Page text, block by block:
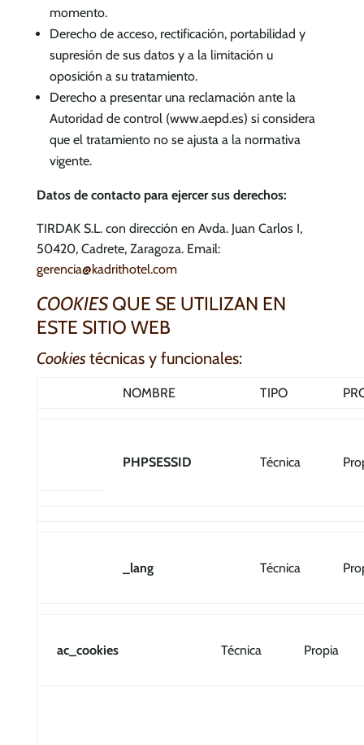
momento.
Derecho de acceso, rectificación, portabilidad y
supresión de sus datos y a la limitación u
oposición a su tratamiento.
Derecho a presentar una reclamación ante la
Autoridad de control (www.aepd.es) si considera
que el tratamiento no se ajusta a la normativa
vigente.
Datos de contacto para ejercer sus derechos:
TIRDAK S.L. con dirección en Avda. Juan Carlos I,
50420, Cadrete, Zaragoza. Email:
gerencia@kadrithotel.com
COOKIES QUE SE UTILIZAN EN
ESTE SITIO WEB
Cookiestécnicas y funcionales:
NOMBRE TIPO
PHPSESSID Técnica
_lang Técnica
ac_cookies Técnica Propia